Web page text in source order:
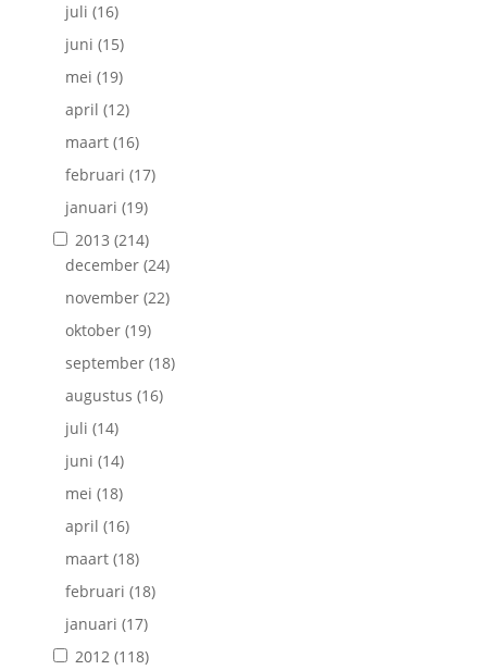
juli (16)
juni (15)
mei (19)
april (12)
maart(16)
februari (17)
januari (19)
2013 (214)
december(24)
november(22)
oktober(19)
september(18)
augustus (16)
juli (14)
juni (14)
mei (18)
april (16)
maart(18)
februari (18)
januari (17)
2012(118)